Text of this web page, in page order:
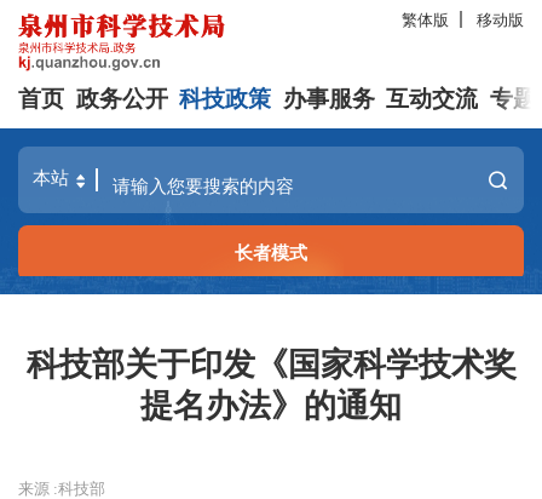
繁体版 移动版
首页 政务公开 科技政策 办事服务 互动交流 专题
长者模式
科技部关于印发《国家科学技术奖
提名办法》的通知
来源 :科技部